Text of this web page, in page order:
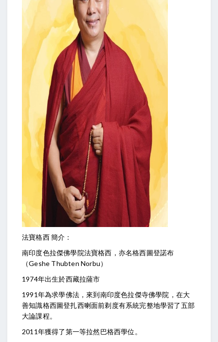
法寶格西 簡介：
南印度色拉傑佛學院法寶格西，亦名格西圖登諾布
（Geshe Thubten Norbu）
1974年出生於西藏拉薩市
1991年為求學佛法，來到南印度色拉傑寺佛學院，在大
善知識格西圖登扎西喇面前剃度有系統完整地學習了五部
大論課程。
2011年獲得了第一等拉然巴格西學位。